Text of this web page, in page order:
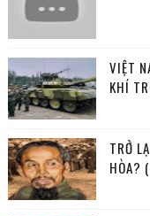
VIỆT
KHÍ
TRỞ
HÒA?